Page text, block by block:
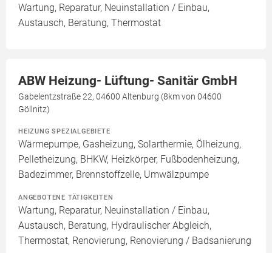
Wartung, Reparatur, Neuinstallation / Einbau,
Austausch, Beratung, Thermostat
ABW Heizung- Lüftung- Sanitär GmbH
Gabelentzstraße 22, 04600 Altenburg (8km von 04600
Göllnitz)
HEIZUNG SPEZIALGEBIETE
Wärmepumpe, Gasheizung, Solarthermie, Ölheizung,
Pelletheizung, BHKW, Heizkörper, Fußbodenheizung,
Badezimmer, Brennstoffzelle, Umwälzpumpe
ANGEBOTENE TÄTIGKEITEN
Wartung, Reparatur, Neuinstallation / Einbau,
Austausch, Beratung, Hydraulischer Abgleich,
Thermostat, Renovierung, Renovierung / Badsanierung